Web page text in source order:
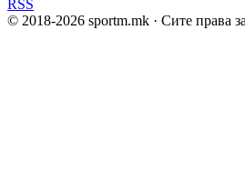
RSS
© 2018-2026 sportm.mk · Сите права